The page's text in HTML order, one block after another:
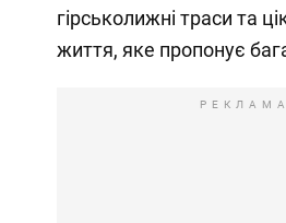
гірськолижні траси та
життя, яке пропонує
РЕКЛАМА